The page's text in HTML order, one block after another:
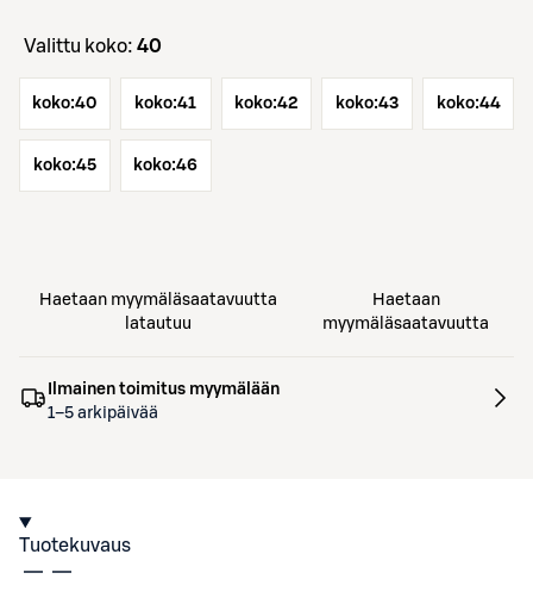
Valittu koko: 40
koko:40 koko:41 koko:42 koko:43 koko:44
koko:45 koko:46
Haetaan myymäläsaatavuutta
latautuu
Haetaan
myymäläsaatavuutta
Ilmainen toimitus myymälään
1–5 arkipäivää
Tuotekuvaus